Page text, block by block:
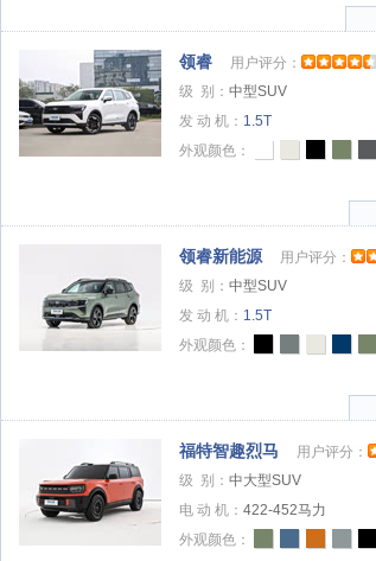
领睿 用户评分：
级 别： 中型SUV
发 动 机： 1.5T
外观颜色：
领睿新能源 用户评分：
级 别： 中型SUV
发 动 机： 1.5T
外观颜色：
福特智趣烈马 用户评分：
级 别： 中大型SUV
电 动 机： 422-452马力
外观颜色：